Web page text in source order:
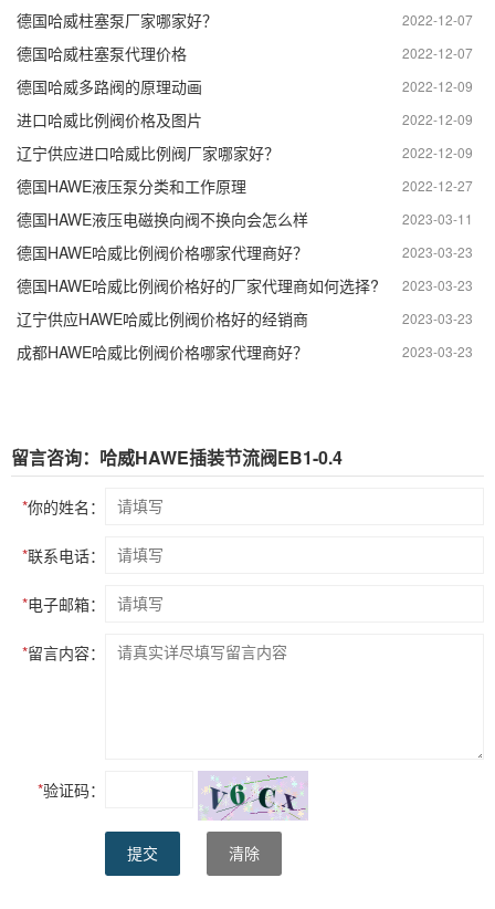
2022-12-07
德国哈威柱塞泵厂家哪家好？
2022-12-07
德国哈威柱塞泵代理价格
2022-12-09
德国哈威多路阀的原理动画
2022-12-09
进口哈威比例阀价格及图片
2022-12-09
辽宁供应进口哈威比例阀厂家哪家好？
2022-12-27
德国HAWE液压泵分类和工作原理
2023-03-11
德国HAWE液压电磁换向阀不换向会怎么样
2023-03-23
德国HAWE哈威比例阀价格哪家代理商好？
2023-03-23
德国HAWE哈威比例阀价格好的厂家代理商如何选择?
2023-03-23
辽宁供应HAWE哈威比例阀价格好的经销商
2023-03-23
成都HAWE哈威比例阀价格哪家代理商好？
留言咨询：哈威HAWE插装节流阀EB1-0.4
*你的姓名：
*联系电话：
*电子邮箱：
*留言内容：
*验证码：
提交 清除